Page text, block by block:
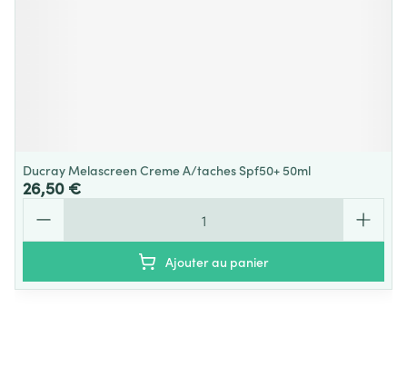
Ducray Melascreen Creme A/taches Spf50+ 50ml
26,50 €
Ajouter au panier